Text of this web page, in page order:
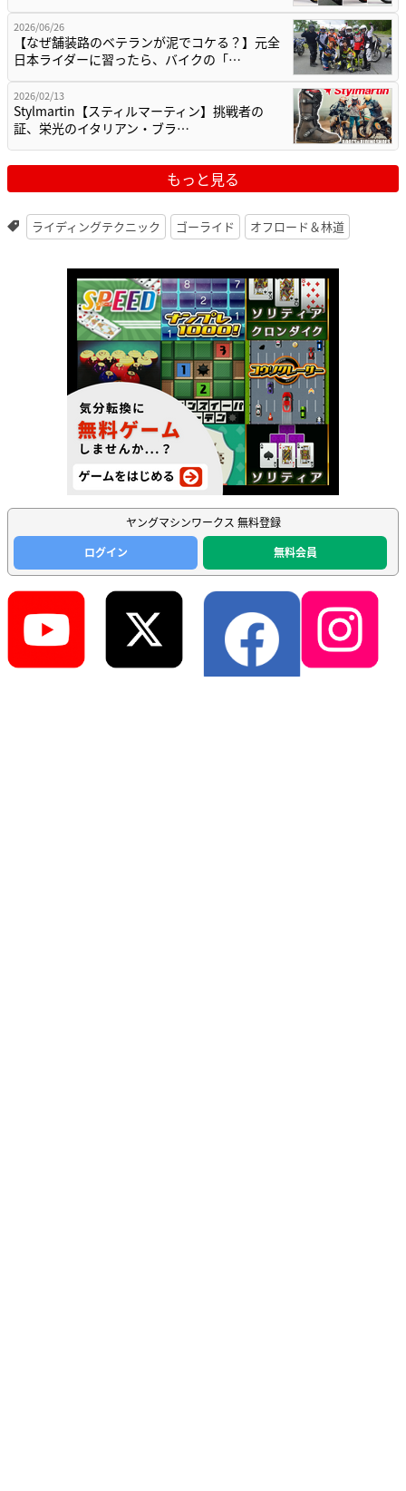
2026/06/26
【なぜ舗装路のベテランが泥でコケる？】元全
日本ライダーに習ったら、バイクの「…
2026/02/13
Stylmartin【スティルマーティン】挑戦者の
証、栄光のイタリアン・ブラ…
もっと見る
ライディングテクニック ゴーライド オフロード＆林道
ヤングマシンワークス 無料登録
ログイン
無料会員